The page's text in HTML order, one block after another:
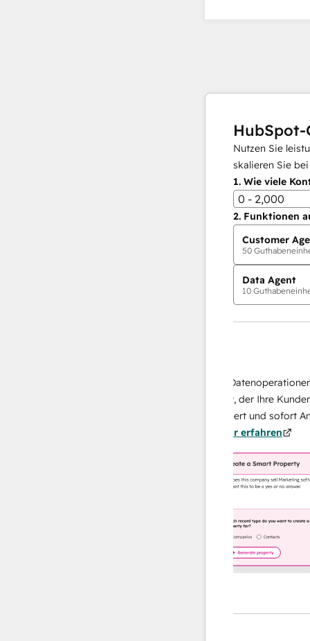
HubSpot-
Nutzen Sie
skalieren Sie
1. Wie viele
0 - 2,000
2. Funktionen
Customer
50
Data Agent
10
Skalieren Sie Ihrer Datenoperationen mit
KI-gestützten Agent, der Ihre Kunden
recherchiert, analysiert und sofort
Mehr erfahren